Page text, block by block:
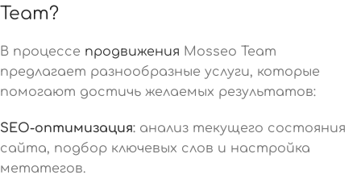
Team?
В процессе продвижения Mosseo Team
предлагает разнообразные услуги, которые
помогают достичь желаемых результатов:
SEO-оптимизация: анализ текущего состояния
сайта, подбор ключевых слов и настройка
метатегов.